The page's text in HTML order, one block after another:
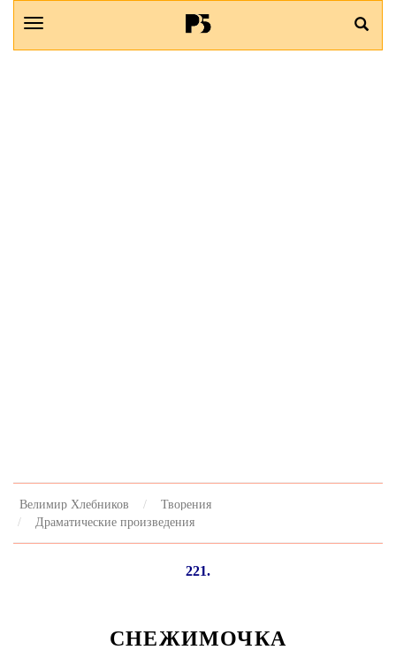
Велимир Хлебников
Творения
Драматические произведения
221.
СНЕЖИМОЧКА